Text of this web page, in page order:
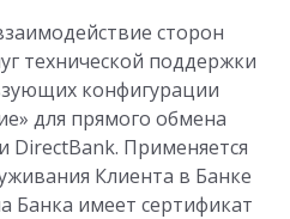
сторон
технической поддержки
конфигурации
для прямого обмена
DirectBank. Применяется
Клиента в Банке
Банка имеет сертификат